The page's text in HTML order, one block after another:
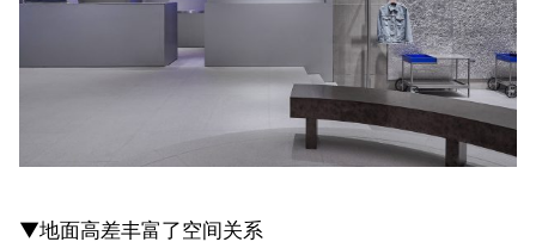
▼地面高差丰富了空间关系